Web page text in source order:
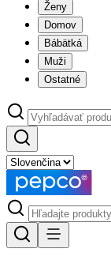
Ženy
Domov
Bábätká
Muži
Ostatné